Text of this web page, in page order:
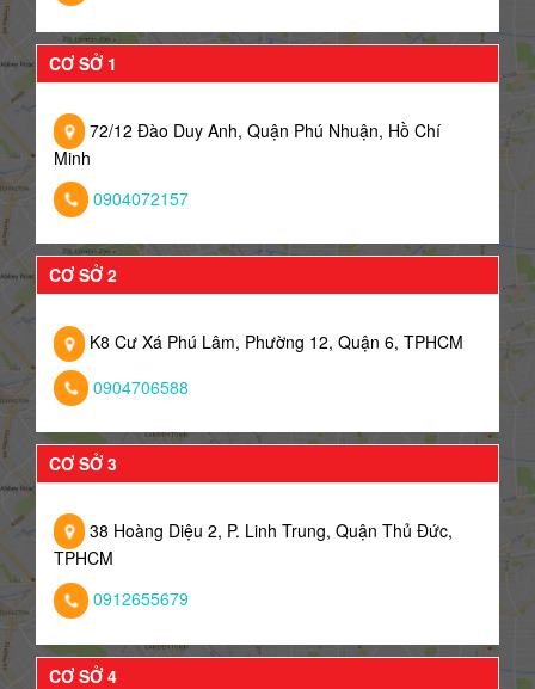
CƠ SỞ 1
72/12 Đào Duy Anh, Quận Phú Nhuận, Hồ Chí
Minh
0904072157
CƠ SỞ 2
K8 Cư Xá Phú Lâm, Phường 12, Quận 6, TPHCM
0904706588
CƠ SỞ 3
38 Hoàng Diệu 2, P. Linh Trung, Quận Thủ Đức,
TPHCM
0912655679
CƠ SỞ 4